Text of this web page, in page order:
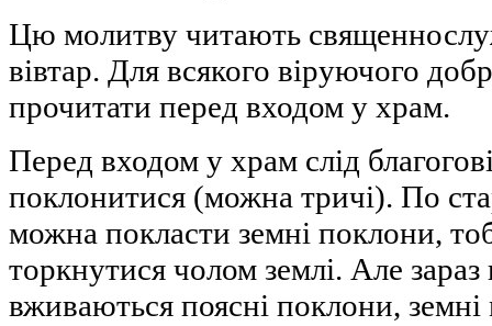
Цю молитву читають
вівтар. Для всякого віруючого
прочитати перед входом у храм.
Перед входом у храм слід
поклонитися (можна тричі). По
можна покласти земні поклони,
торкнутися чолом землі. Але зараз
вживаються поясні поклони, земні